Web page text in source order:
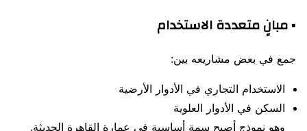
▪ مبانٍ متعددة الاستخدام
جمع في بعض مشاريعه بين:
الاستخدام التجاري في الأدوار الأرضية
السكن في الأدوار العلوية
وهو نموذج أصبح سمة أساسية في عمارة القاهرة الحديثة.